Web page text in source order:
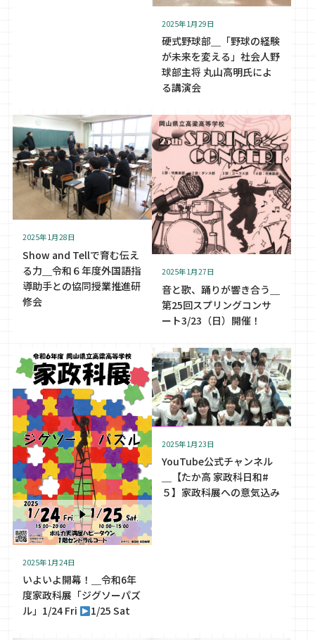
2025年1月29日
硬式野球部＿「野球の経験
が未来を変える」社会人野
球部主将 丸山高明氏によ
る講演会
2025年1月28日
Show and Tellで育む伝え
る力＿令和６年度外国語指
導助手との協同授業推進研
修会
2025年1月27日
音と歌、踊りが響き合う＿
第25回スプリングコンサ
ート3/23（日）開催！
2025年1月24日
いよいよ開幕！＿令和6年
度家政科展「ジグソーパズ
ル」1/24 Fri
1/25 Sat
2025年1月23日
YouTube公式チャンネル
＿【たか高 家政科日和#
５】家政科展への意気込み